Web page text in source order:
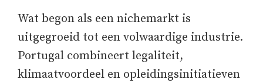
Wat begon als een nichemarkt is
uitgegroeid tot een volwaardige industrie.
Portugal combineert legaliteit,
klimaatvoordeel en opleidingsinitiatieven